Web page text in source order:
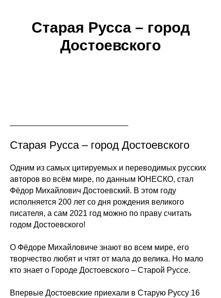
Старая Русса – город
Достоевского
Старая Русса – город Достоевского
Одним из самых цитируемых и переводимых русских
авторов во всём мире, по данным ЮНЕСКО, стал
Фёдор Михайлович Достоевский. В этом году
исполняется 200 лет со дня рождения великого
писателя, а сам 2021 год можно по праву считать
годом Достоевского!
О Фёдоре Михайловиче знают во всем мире, его
творчество любят и чтят от мала до велика. Но мало
кто знает о Городе Достоевского – Старой Руссе.
Впервые Достоевские приехали в Старую Руссу 16